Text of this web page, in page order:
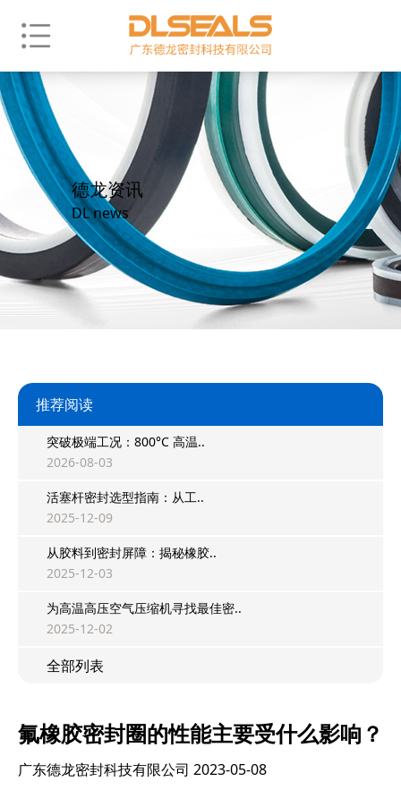
德龙资讯
DL news
推荐阅读
突破极端工况：800°C 高温..
2026-08-03
活塞杆密封选型指南：从工..
2025-12-09
从胶料到密封屏障：揭秘橡胶..
2025-12-03
为高温高压空气压缩机寻找最佳密..
2025-12-02
全部列表
氟橡胶密封圈的性能主要受什么影响？
广东德龙密封科技有限公司 2023-05-08